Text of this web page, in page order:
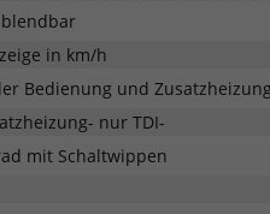
in km/h
Bedienung und
nur TDI-
mit Schaltwippen